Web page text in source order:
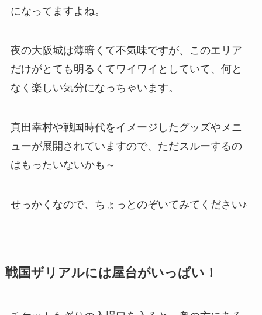
になってますよね。
夜の大阪城は薄暗くて不気味ですが、このエリア
だけがとても明るくてワイワイとしていて、何と
なく楽しい気分になっちゃいます。
真田幸村や戦国時代をイメージしたグッズやメニ
ューが展開されていますので、ただスルーするの
はもったいないかも～
せっかくなので、ちょっとのぞいてみてください♪
戦国ザリアルには屋台がいっぱい！